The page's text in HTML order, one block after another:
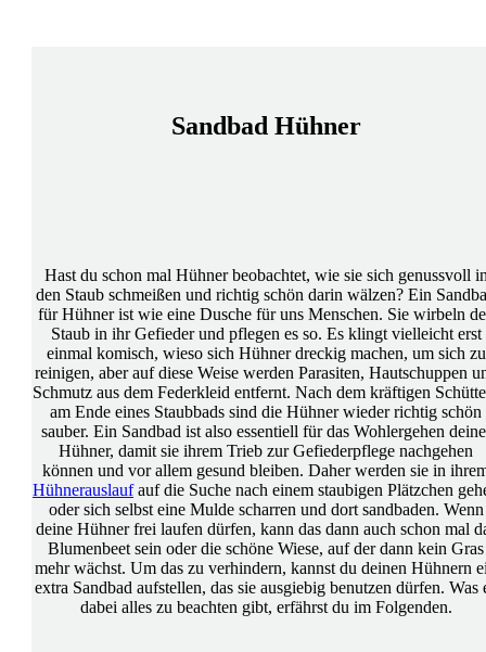
Sandbad Hühner
Hast du schon mal Hühner beobachtet, wie sie sich genussvoll
den Staub schmeißen und richtig schön darin wälzen? Ein
für Hühner ist wie eine Dusche für uns Menschen. Sie wirbeln
Staub in ihr Gefieder und pflegen es so. Es klingt vielleicht erst
einmal komisch, wieso sich Hühner dreckig machen, um sich zu
reinigen, aber auf diese Weise werden Parasiten, Hautschuppen
Schmutz aus dem Federkleid entfernt. Nach dem kräftigen
am Ende eines Staubbads sind die Hühner wieder richtig schön
sauber. Ein Sandbad ist also essentiell für das Wohlergehen
Hühner, damit sie ihrem Trieb zur Gefiederpflege nachgehen
können und vor allem gesund bleiben. Daher werden sie in
Hühnerauslaufauf die Suche nach einem staubigen Plätzchen
oder sich selbst eine Mulde scharren und dort sandbaden. Wenn
deine Hühner frei laufen dürfen, kann das dann auch schon mal
Blumenbeet sein oder die schöne Wiese, auf der dann kein Gras
mehr wächst. Um das zu verhindern, kannst du deinen Hühnern
extra Sandbad aufstellen, das sie ausgiebig benutzen dürfen. Was
dabei alles zu beachten gibt, erfährst du im Folgenden.